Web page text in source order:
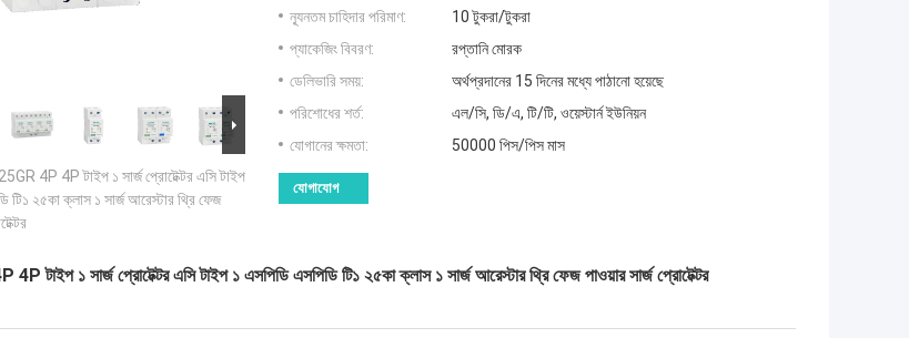
4P 4P টাইপ ১ সার্জ প্রোটেক্টর এসি টাইপ
টি১ ২৫কা ক্লাস ১ সার্জ আরেস্টার থ্রি ফেজ
ন্যূনতম চাহিদার পরিমাণ:
10 টুকরা/টুকরা
প্যাকেজিং বিবরণ:
রপ্তানি মোরক
ডেলিভারি সময়:
অর্থপ্রদানের 15 দিনের মধ্যে পাঠানো হয়েছে
পরিশোধের শর্ত:
এল/সি, ডি/এ, টি/টি, ওয়েস্টার্ন ইউনিয়ন
যোগানের ক্ষমতা:
50000 পিস/পিস মাস
যোগাযোগ
টাইপ ১ সার্জ প্রোটেক্টর এসি টাইপ ১ এসপিডি এসপিডি টি১ ২৫কা ক্লাস ১ সার্জ আরেস্টার থ্রি ফেজ পাওয়ার সার্জ প্রোটেক্টর